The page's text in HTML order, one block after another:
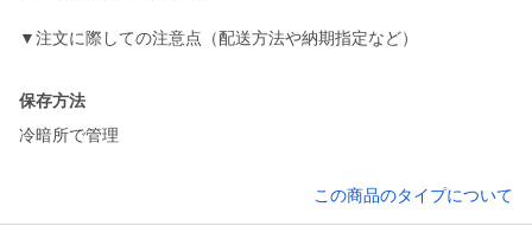
▼注文に際しての注意点（配送方法や納期指定など）
保存方法
冷暗所で管理
この商品のタイプについて